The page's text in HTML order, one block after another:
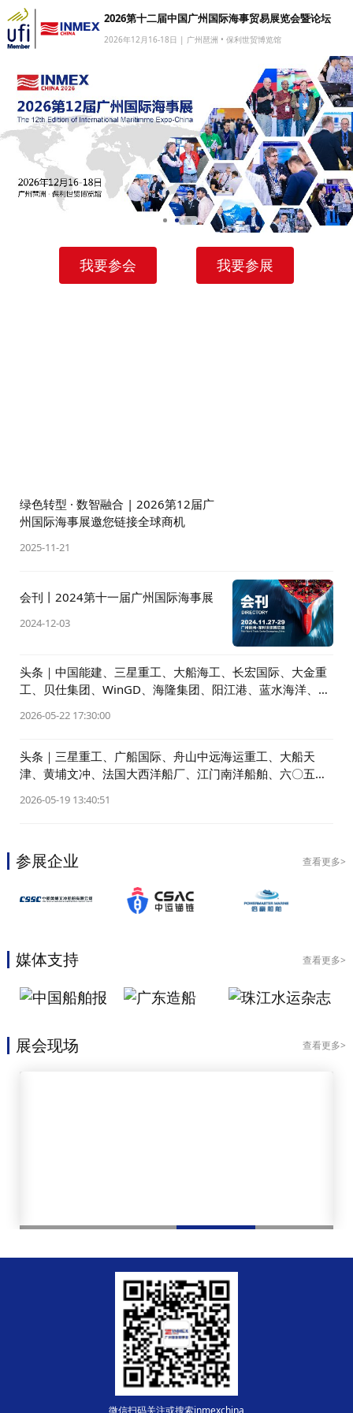
我要参展
我要参会
我要参观
商旅服务
下载中心
关于我们
2026第十二届中国广州国际海事贸易展览会暨论坛
2026年12月16-18日 | 广州琶洲 • 保利世贸博览馆
我要参会 我要参展
绿色转型 · 数智融合 | 2026第12届广
州国际海事展邀您链接全球商机
2025-11-21
会刊丨2024第十一届广州国际海事展
2024-12-03
头条｜中国能建、三星重工、大船海工、长宏国际、大金重
工、贝仕集团、WinGD、海隆集团、阳江港、蓝水海洋、
2026-05-22 17:30:00
头条｜三星重工、广船国际、舟山中远海运重工、大船天
津、黄埔文冲、法国大西洋船厂、江门南洋船舶、六〇五
2026-05-19 13:40:51
参展企业 查看更多>
媒体支持 查看更多>
展会现场 查看更多>
1 2 3 4
微信扫码关注或搜索inmexchina